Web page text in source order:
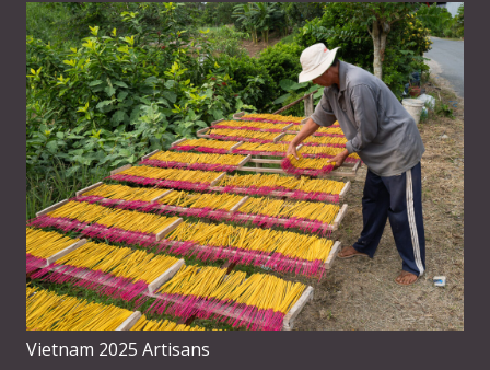
Vietnam 2025 Artisans